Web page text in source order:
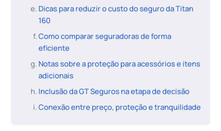
Dicas para reduzir o custo do seguro da Titan
160
Como comparar seguradoras de forma
eficiente
Notas sobre a proteção para acessórios e itens
adicionais
Inclusão da GT Seguros na etapa de decisão
Conexão entre preço, proteção e tranquilidade